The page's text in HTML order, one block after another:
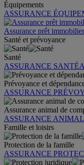
Équipements
ASSURANCE
Assurance prêt immobilier
Santé et prévoyance
Santé
ASSURANCE SANTÉ
Prévoyance et
ASSURANCE
Assurance animal de
ASSURANCE
Famille et loisirs
Protection de la famille
ASSURANCE